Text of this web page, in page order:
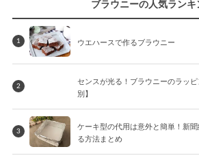
ブラウニーの人気ランキ
1 ウエハースで作るブラウニー
2
センスが光る！ブラウニーのラッ
別】
3
ケーキ型の代用は意外と簡単！新
る方法まとめ